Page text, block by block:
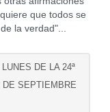
que todos se
la verdad"...
DE LA 24ª
SEPTIEMBRE